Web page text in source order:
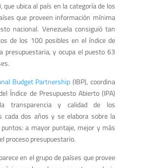
que ubica al país en la categoría de los
que proveen información mínima
nacional. Venezuela consiguió tan
de los 100 posibles en el índice de
presupuestaria, y ocupa el puesto 63
Budget Partnership (IBP), coordina
Índice de Presupuesto Abierto (IPA)
transparencia y calidad de los
cada dos años y se elabora sobre la
a mayor puntaje, mejor y más
proceso presupuestario.
en el grupo de países que provee